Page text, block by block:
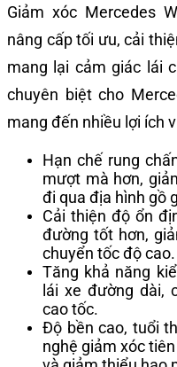
Giảm xóc Mercedes
nâng cấp tối ưu, cải
mang lại cảm giác lái
chuyên biệt cho
mang đến nhiều lợi ích
Hạn chế rung
mượt mà hơn,
đi qua địa hình gồ
Cải thiện độ ổn
đường tốt hơn,
chuyển tốc độ cao.
Tăng khả năng
lái xe đường dài,
cao tốc.
Độ bền cao, tuổi
nghệ giảm xóc